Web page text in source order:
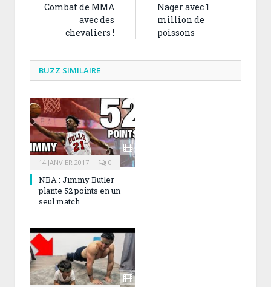
Combat de MMA
avec des
chevaliers !
Nager avec 1
million de
poissons
BUZZ SIMILAIRE
14 JANVIER 2017 0
NBA : Jimmy Butler
plante 52 points en un
seul match